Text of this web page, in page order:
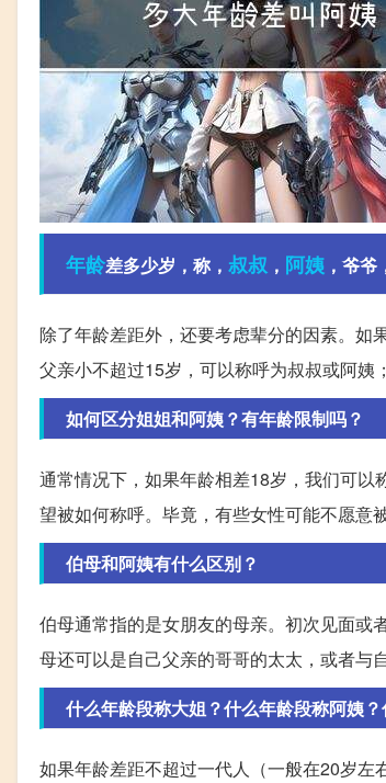
年龄差多少岁，称， 叔叔 ， 阿姨 ，爷
除了年龄差距外，还要考虑辈分的因素。如
父亲小不超过15岁，可以称呼为叔叔或阿姨
如何区分姐姐和阿姨？有年龄限制吗？
通常情况下，如果年龄相差18岁，我们可
望被如何称呼。毕竟，有些女性可能不愿意
伯母和阿姨有什么区别？
伯母通常指的是女朋友的母亲。初次见面或
母还可以是自己父亲的哥哥的太太，或者与
什么年龄段称大姐？什么年龄段称阿姨
如果年龄差距不超过一代人（一般在20岁